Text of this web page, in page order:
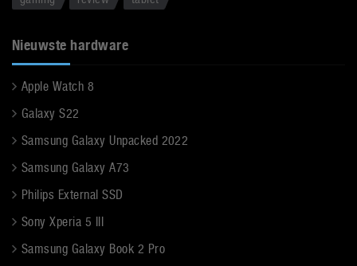
Nieuwste hardware
Apple Watch 8
Galaxy S22
Samsung Galaxy Unpacked 2022
Samsung Galaxy A73
Philips External SSD
Sony Xperia 5 III
Samsung Galaxy Book 2 Pro